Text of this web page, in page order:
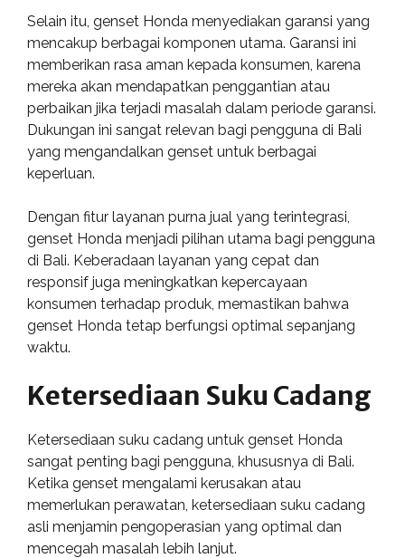
Selain itu, genset Honda menyediakan garansi yang
mencakup berbagai komponen utama. Garansi ini
memberikan rasa aman kepada konsumen, karena
mereka akan mendapatkan penggantian atau
perbaikan jika terjadi masalah dalam periode garansi.
Dukungan ini sangat relevan bagi pengguna di Bali
yang mengandalkan genset untuk berbagai
keperluan.
Dengan fitur layanan purna jual yang terintegrasi,
genset Honda menjadi pilihan utama bagi pengguna
di Bali. Keberadaan layanan yang cepat dan
responsif juga meningkatkan kepercayaan
konsumen terhadap produk, memastikan bahwa
genset Honda tetap berfungsi optimal sepanjang
waktu.
Ketersediaan Suku Cadang
Ketersediaan suku cadang untuk genset Honda
sangat penting bagi pengguna, khususnya di Bali.
Ketika genset mengalami kerusakan atau
memerlukan perawatan, ketersediaan suku cadang
asli menjamin pengoperasian yang optimal dan
mencegah masalah lebih lanjut.